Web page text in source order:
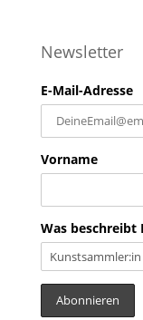
Newsletter
E-Mail-Adresse
Vorname
Was beschreibt